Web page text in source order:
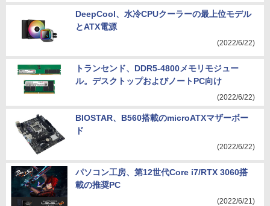
DeepCool、水冷CPUクーラーの最上位モデル
とATX電源
(2022/6/22)
トランセンド、DDR5-4800メモリモジュー
ル。デスクトップおよびノートPC向け
(2022/6/22)
BIOSTAR、B560搭載のmicroATXマザーボー
ド
(2022/6/22)
パソコン工房、第12世代Core i7/RTX 3060搭
載の推奨PC
(2022/6/21)